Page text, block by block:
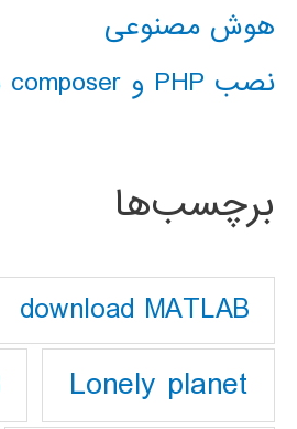
هوش مصنوعی
نصب PHP و composer در ویندوز 10
برچسب‌ها
download MATLAB
Lonely planet